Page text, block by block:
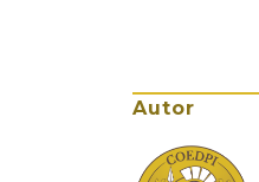
Autor